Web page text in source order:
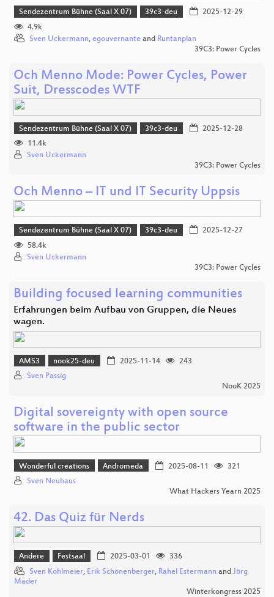
Sendezentrum Bühne (Saal X 07) 39c3-deu
2025-12-29
4.9k
Sven Uckermann, egouvernante and Runtanplan
39C3: Power Cycles
Och Menno Mode: Power Cycles, Power
Suit, Dresscodes WTF
Sendezentrum Bühne (Saal X 07) 39c3-deu
2025-12-28
11.4k
Sven Uckermann
39C3: Power Cycles
Och Menno – IT und IT Security Uppsis
Sendezentrum Bühne (Saal X 07) 39c3-deu
2025-12-27
58.4k
Sven Uckermann
39C3: Power Cycles
Building focused learning communities
Erfahrungen beim Aufbau von Gruppen, die Neues
wagen.
AMS3 nook25-deu 2025-11-14
243
Sven Passig
NooK 2025
Digital sovereignty with open source
software in the public sector
Wonderful creations Andromeda 2025-08-11
321
Sven Neuhaus
What Hackers Yearn 2025
42. Das Quiz für Nerds
Andere Festsaal 2025-03-01
336
Sven Kohlmeier, Erik Schönenberger, Rahel Estermann and Jörg
Mäder
Winterkongress 2025